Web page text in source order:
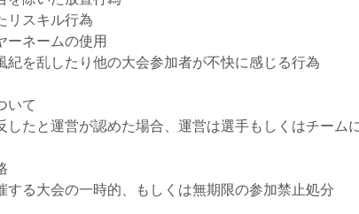
リスキル行為
ーネームの使用
紀を乱したり他の大会参加者が不快に感じる行為
いて
したと運営が認めた場合、運営は選手もしくはチーム
する大会の一時的、もしくは無期限の参加禁止処分